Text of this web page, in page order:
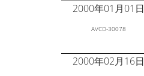
2000年01月01日
AVCD-30078
2000年02月16日